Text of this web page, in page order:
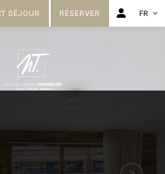
SÉJOUR RÉSERVER FR